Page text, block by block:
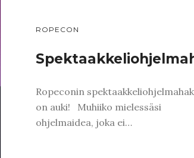
ROPECON
Ropeconin
on auki! Muhiiko mielessäsi
ohjelmaidea, joka ei…